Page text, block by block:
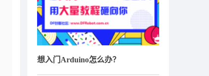
想入门Arduino怎么办？